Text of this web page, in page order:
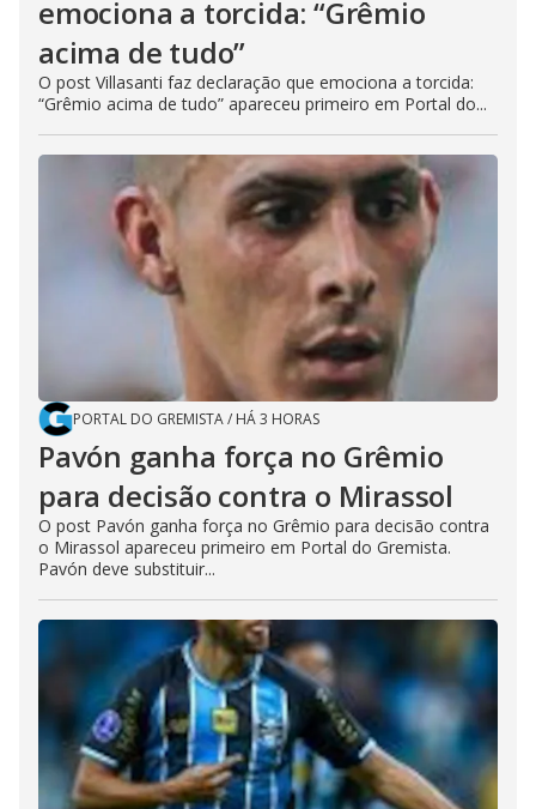
emociona a torcida: “Grêmio
acima de tudo”
O post Villasanti faz declaração que emociona a torcida:
“Grêmio acima de tudo” apareceu primeiro em Portal do...
PORTAL DO GREMISTA/ HÁ 3 HORAS
Pavón ganha força no Grêmio
para decisão contra o Mirassol
O post Pavón ganha força no Grêmio para decisão contra
o Mirassol apareceu primeiro em Portal do Gremista.
Pavón deve substituir...